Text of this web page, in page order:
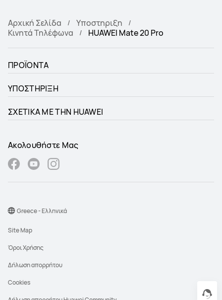
Αρχική Σελίδα
Υποστηριξη
Κινητά Τηλέφωνα
HUAWEI Mate 20 Pro
ΠΡΟΪΟΝΤΑ
ΥΠΟΣΤΗΡΙΞΗ
ΣΧΕΤΙΚΑ ΜΕ ΤΗΝ HUAWEI
Ακολουθήστε Μας
Site Map
Όροι Χρήσης
Δήλωση απορρήτου
Cookies
Greece - Ελληνικά